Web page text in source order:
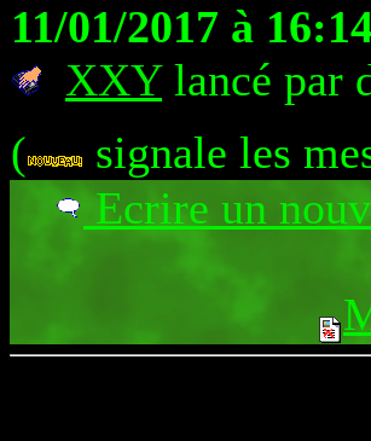
11/01/2017 à
XXYlancé par
(
signale les
Ecrire un